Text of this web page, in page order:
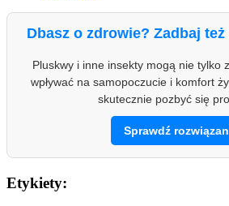
Dbasz o zdrowie? Zadbaj
Pluskwy i inne insekty mogą nie tylko
wpływać na samopoczucie i komfort
skutecznie pozbyć się
Sprawdź
Etykiety: